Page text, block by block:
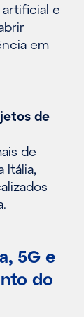
e
em
de
de
Itália,
5G e
do